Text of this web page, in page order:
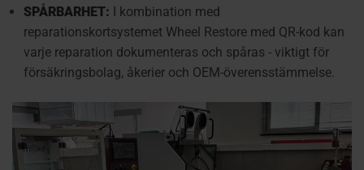
SPÅRBARHET: I kombination med
reparationskortsystemet Wheel Restore med QR-kod kan
varje reparation dokumenteras och spåras - viktigt för
försäkringsbolag, åkerier och OEM-överensstämmelse.